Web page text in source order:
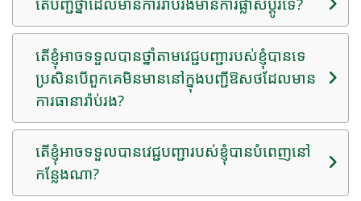
តើ​បញ្ជី​ថ្នាំ​ដែល​មាន​ការ​រ៉ាប់រង​មាន​ការ​ផ្លាស់​ប្តូរ​ទេ?
តើខ្ញុំអាចទទួលបានថ្នាំតាមវេជ្ជបញ្ជារបស់ខ្ញុំបានទេ
ប្រសិនបើពួកគេមិនមាននៅក្នុងបញ្ជីឱសថដែលមាន
ការធានារ៉ាប់រង?
តើខ្ញុំអាចទទួលបានវេជ្ជបញ្ជារបស់ខ្ញុំបានបំពេញនៅ
កន្លែងណា?